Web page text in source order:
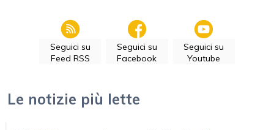
Seguici su
Feed RSS
Seguici su
Facebook
Seguici su
Youtube
Le notizie più lette